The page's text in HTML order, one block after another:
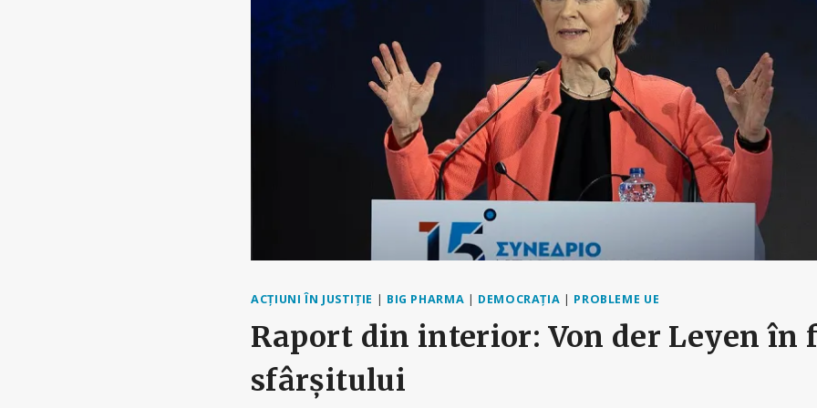
ACȚIUNI ÎN JUSTIȚIE | BIG PHARMA | DEMOCRAȚIA | PROBLEME UE
Raport din interior: Von der Leyen în
sfârșitului